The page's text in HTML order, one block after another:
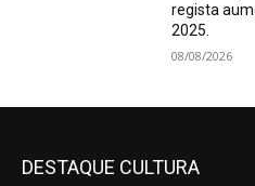
regista
2025.
08/08/2026
DESTAQUE CULTURA